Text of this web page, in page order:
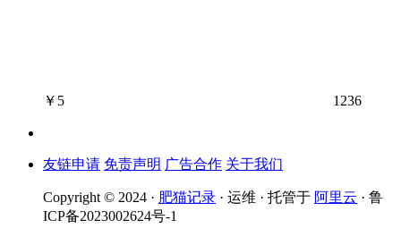
￥ 5 1236
友链申请 免责声明 广告合作 关于我们
Copyright © 2024 · 肥猫记录 · 运维 · 托管于 阿里云 · 鲁
ICP备2023002624号-1